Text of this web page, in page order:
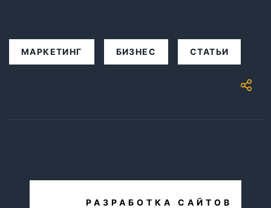
МАРКЕТИНГ БИЗНЕС СТАТЬИ
РАЗРАБОТКА САЙТОВ